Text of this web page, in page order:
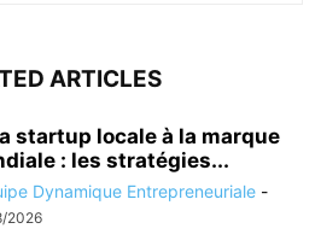
ARTICLES
startup locale à la marque
: les stratégies...
Dynamique Entrepreneuriale -
2026